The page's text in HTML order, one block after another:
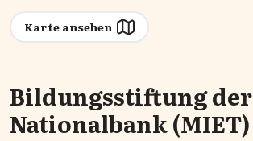
Karte ansehen
Bildungsstiftung der
Nationalbank (MIET)